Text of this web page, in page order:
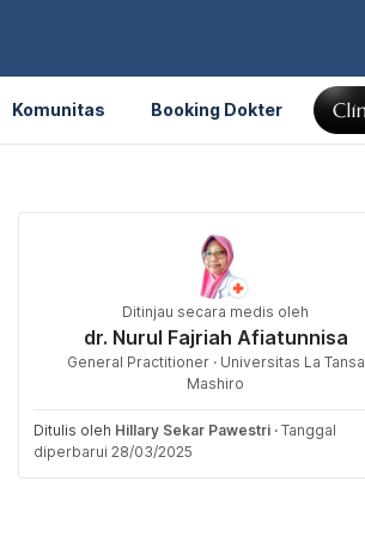
Komunitas Booking Dokter
Ditinjau secara medis oleh
dr. Nurul Fajriah Afiatunnisa
General Practitioner · Universitas La Tansa
Mashiro
Ditulis oleh Hillary Sekar Pawestri · Tanggal
diperbarui 28/03/2025